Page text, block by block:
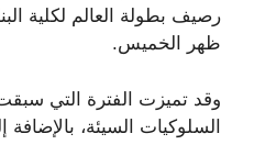
رصيف بطولة العالم لكلية
ظهر الخميس.
وقد تميزت الفترة التي
السلوكيات السيئة،